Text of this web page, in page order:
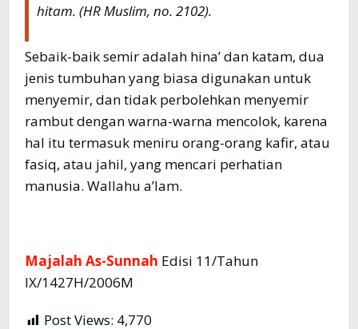
hitam. (HR Muslim, no. 2102).
Sebaik-baik semir adalah hina’ dan katam, dua
jenis tumbuhan yang biasa digunakan untuk
menyemir, dan tidak perbolehkan menyemir
rambut dengan warna-warna mencolok, karena
hal itu termasuk meniru orang-orang kafir, atau
fasiq, atau jahil, yang mencari perhatian
manusia. Wallahu a’lam.
Majalah As-Sunnah Edisi 11/Tahun
IX/1427H/2006M
Post Views: 4,770